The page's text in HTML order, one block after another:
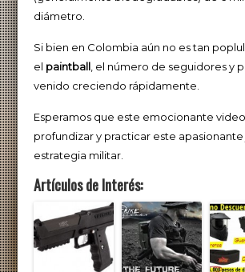
diámetro.
Si bien en Colombia aún no es tan
el paintball , el número de seguidores y
venido creciendo rápidamente.
Esperamos que este emocionante
profundizar y practicar este
estrategia militar.
Artículos de Interés: